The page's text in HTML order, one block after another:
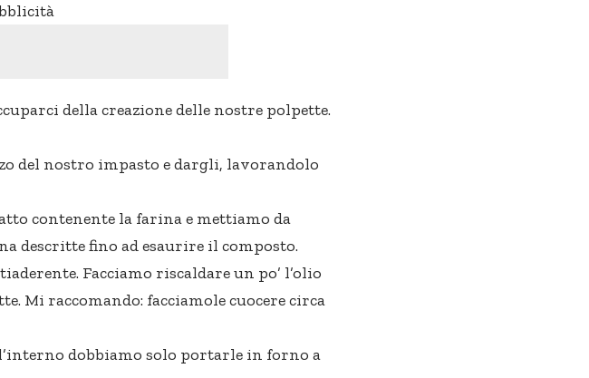
della creazione delle nostre polpette.
del nostro impasto e dargli, lavorandolo
contenente la farina e mettiamo da
descritte fino ad esaurire il composto.
Facciamo riscaldare un po’ l’olio
Mi raccomando: facciamole cuocere circa
dobbiamo solo portarle in forno a